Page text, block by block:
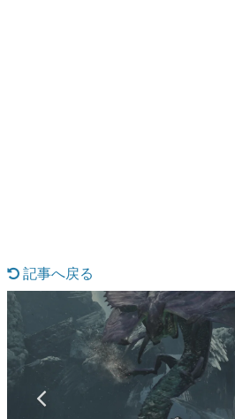
なんでゲームは面白い
ゲーム開発者・hamatsu氏
具体的な形から解き明かし
です。
ゲームが変えた日本語
「経験値」「裏技」「ラス
の起源や用法の変遷を、コ
イニーP氏が徹底調査。
記事へ戻る